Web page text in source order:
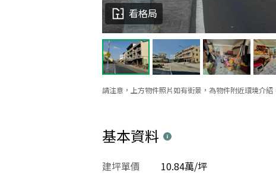
請注意，上方物件照片如有街景，為物件附近環境介紹
看格局
基本資料
建坪單價 10.84萬/坪